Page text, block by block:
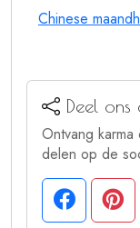
Chinese
Deel
Ontvang
delen op de